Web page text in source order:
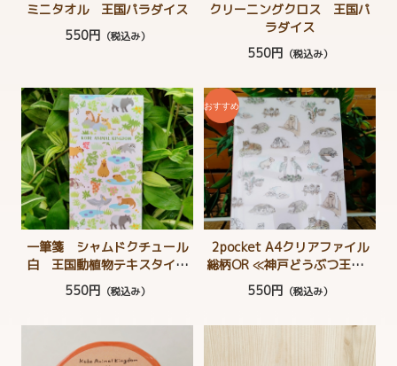
ミニタオル 王国パラダイス
550円 （税込み）
クリーニングクロス 王国パ
ラダイス
550円 （税込み）
一筆箋 シャムドクチュール
白 王国動植物テキスタイル
柄 ハシビロコウ マヌル
ネコ カンムリシャコ カピ
550円 （税込み）
2pocket A4クリアファイル
総柄OR ≪神戸どうぶつ王国 ×
minaco sakamoto≫ 野生への
扉
550円 （税込み）